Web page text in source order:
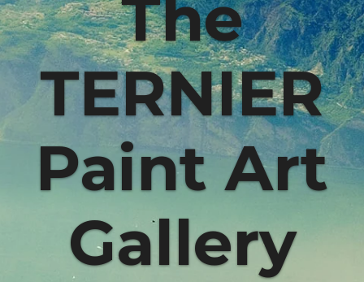
The
TERNIER
Paint Art
Gallery